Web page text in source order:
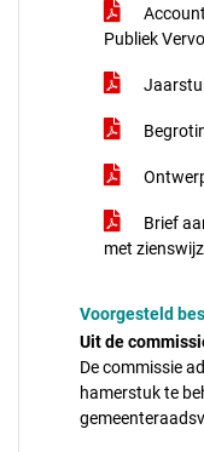
Publiek
Brief
met
Voorgesteld
Uit de
De commissie
hamerstuk te